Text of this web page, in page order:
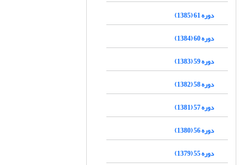
دوره 61 (1385)
دوره 60 (1384)
دوره 59 (1383)
دوره 58 (1382)
دوره 57 (1381)
دوره 56 (1380)
دوره 55 (1379)